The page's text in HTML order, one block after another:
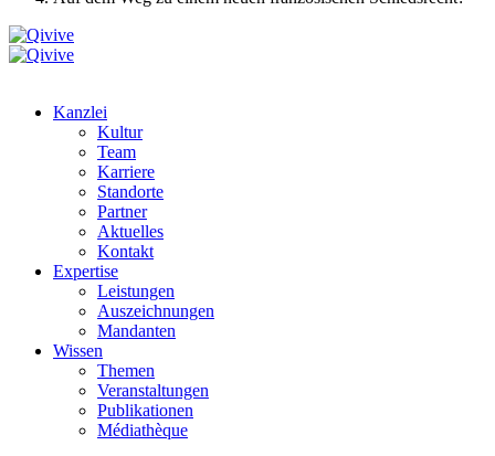
Kanzlei
Kultur
Team
Karriere
Standorte
Partner
Aktuelles
Kontakt
Expertise
Leistungen
Auszeichnungen
Mandanten
Wissen
Themen
Veranstaltungen
Publikationen
Médiathèque